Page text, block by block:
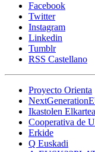
Facebook
Twitter
Instagram
Linkedin
Tumblr
RSS Castellano
Proyecto Orienta
Ikastolen Elkartea
Cooperativa de
Erkide
Q Euskadi